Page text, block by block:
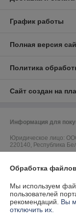
График работы
Полная версия
Политика
Сайт создан на
Информация для
Юридическое лицо:
220140, Республика
Регистрационный
Минска
Обработка
Мы используем
пользователей
рекомендаций. Вы
отключить их.